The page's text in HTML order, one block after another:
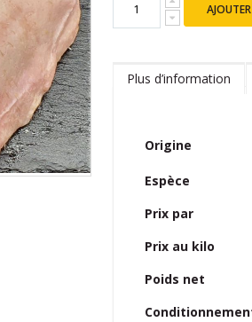
Plus d’information
d’information
Origine
Espèce
Prix par
Prix au kilo
Poids net